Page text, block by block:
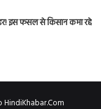
इस फसल से किसान कमा रहे